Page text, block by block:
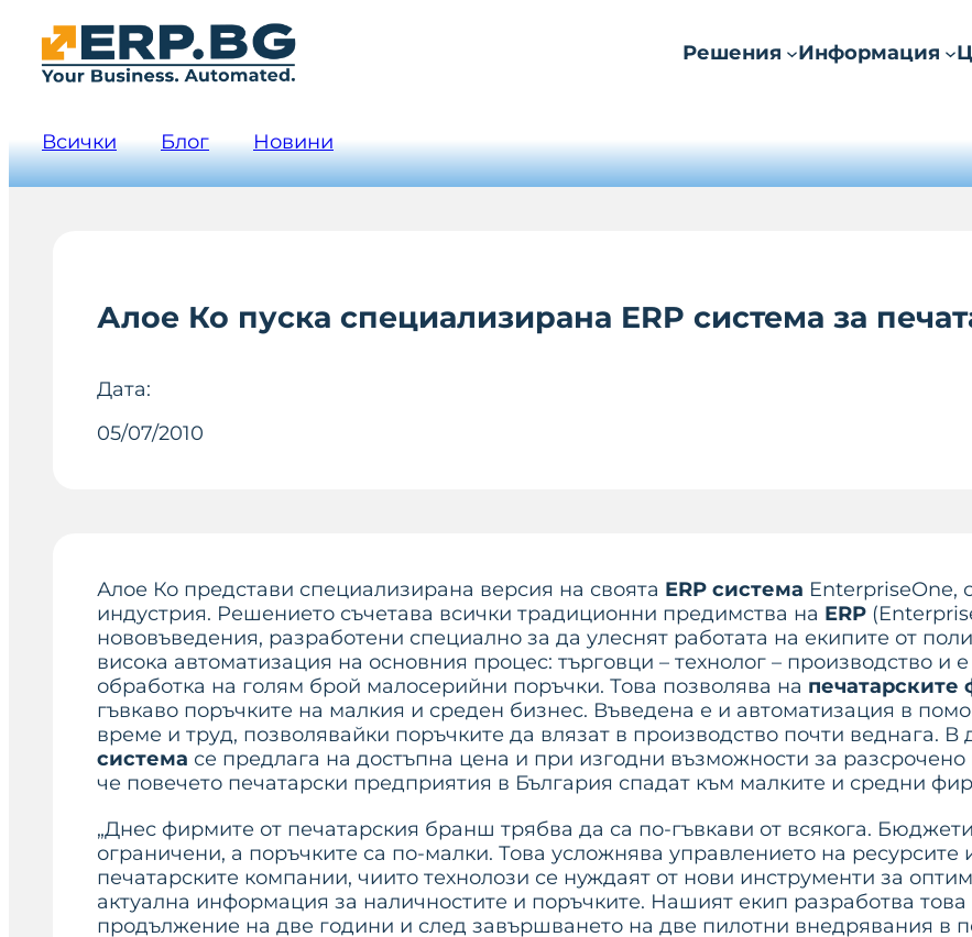
Решения Информация
Всички Блог Новини
Алое Ко пуска специализирана ERP система за
Дата:
05/07/2010
Алое Ко представи специализирана версия на своята ERP система EnterpriseOne,
индустрия. Решението съчетава всички традиционни предимства на ERP
нововъведения, разработени специално за да улеснят работата на екипите от
висока автоматизация на основния процес: търговци – технолог – производство и
обработка на голям брой малосерийни поръчки. Това позволява на печатарските
гъвкаво поръчките на малкия и среден бизнес. Въведена е и автоматизация в
време и труд, позволявайки поръчките да влязат в производство почти веднага. В
система се предлага на достъпна цена и при изгодни възможности за
че повечето печатарски предприятия в България спадат към малките и средни
„Днес фирмите от печатарския бранш трябва да са по-гъвкави от всякога.
ограничени, а поръчките са по-малки. Това усложнява управлението на ресурсите
печатарските компании, чиито технолози се нуждаят от нови инструменти за
актуална информация за наличностите и поръчките. Нашият екип разработва
продължение на две години и след завършването на две пилотни внедрявания в